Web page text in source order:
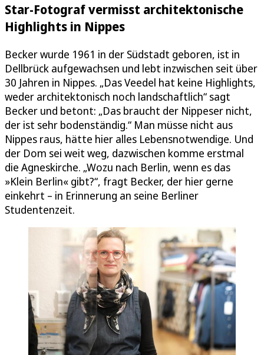
Star-Fotograf vermisst architektonische
Highlights in Nippes
Becker wurde 1961 in der Südstadt geboren, ist in
Dellbrück aufgewachsen und lebt inzwischen seit über
30 Jahren in Nippes. „Das Veedel hat keine Highlights,
weder architektonisch noch landschaftlich“ sagt
Becker und betont: „Das braucht der Nippeser nicht,
der ist sehr bodenständig.“ Man müsse nicht aus
Nippes raus, hätte hier alles Lebensnotwendige. Und
der Dom sei weit weg, dazwischen komme erstmal
die Agneskirche. „Wozu nach Berlin, wenn es das
»Klein Berlin« gibt?“, fragt Becker, der hier gerne
einkehrt – in Erinnerung an seine Berliner
Studentenzeit.